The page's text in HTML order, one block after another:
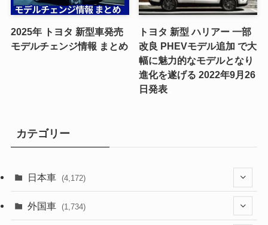
2025年 トヨタ 新型車発売
モデルチェンジ情報 まとめ
トヨタ 新型 ハリアー 一部
改良 PHEVモデル追加 で大
幅に魅力的なモデルとなり
進化を遂げる 2022年9月26
日発表
カテゴリー
日本車 (4,172)
(1,321)
外国車 (1,734)